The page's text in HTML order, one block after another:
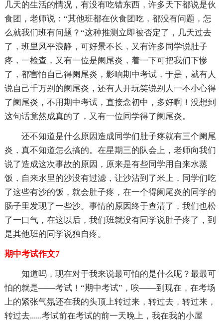
几天的生活的情况，有没有吃错东西，许多天下都说是伙
食团，老师说：“其他班都在伙食团吃，都没有问题，怎
么就我们班有问题？“这种推测立即被否定了，几天过去
了，班里风平浪静，可好景不长，又有许多同学说肚子
疼，一检查，又有一位是阑尾炎，着一下可把我们下惨
了，都害怕自己得阑尾炎，影响期中考试，于是，就有人
说自己千万别的阑尾炎，还有人开玩笑说别人一不小心得
了阑尾炎，不用期中考试，直接念初中，多好啊！没想到
这句话竟然成真的了，又有一位同学得了阑尾炎。
还不知道是什么原因造成同学们肚子疼就有三个阑尾
炎，真不知道怎么搞的。在星期三的队会上，老师向我们
说了造成这次事故的原因，原来是有些同学用自来水蒸
饭，自来水里的沙没有过滤，让沙沾到了米上，同学们吃
了这些有沙的饭，就会肚子疼，在一个得阑尾炎的同学的
肠子里发现了一些沙。事情的原因终于查清了，我们也松
了一口气，在这以后，我们班就没有同学说肚子疼了，到
是其他班的同学说独自疼。
期中考试作文7
知道吗，现在对于我来说最可怕的是什么呢？最最可
怕的就是——考试！“期中考试”，唉——到现在，在考场
上的紧张气氛还在我的头顶上转过来，转过去，转过来，
转过去......考试前在考试的前一天晚上，我在我的小屋